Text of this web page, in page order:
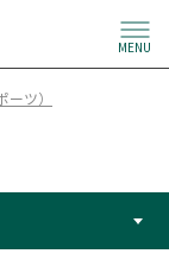
MENU
ツ）